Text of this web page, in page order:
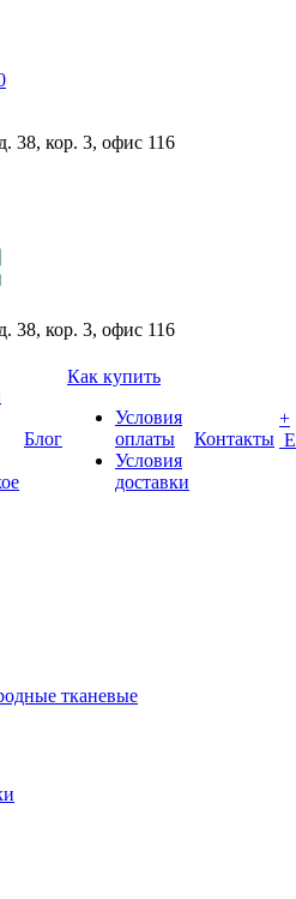
38, кор. 3, офис 116
38, кор. 3, офис 116
Блог
Как купить
Условия
оплаты
Условия
доставки
Контакты
+
тканевые